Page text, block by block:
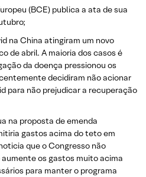
(BCE) publica a ata de sua
na China atingiram um novo
de abril. A maioria dos casos é
da doença pressionou os
decidiram não acionar
para não prejudicar a recuperação
na proposta de emenda
gastos acima do teto em
que o Congresso não
os gastos muito acima
para manter o programa